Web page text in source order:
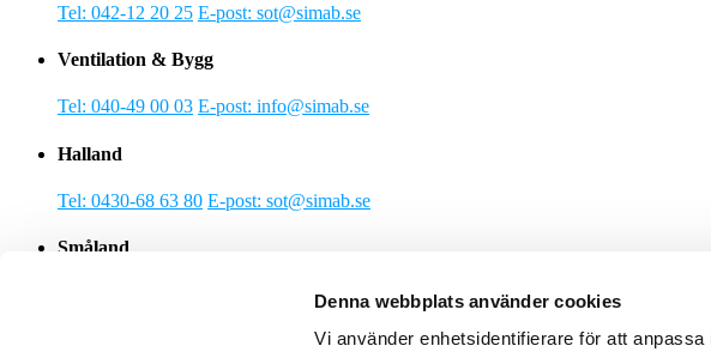
Denna webbplats använder cookies
Vi använder enhetsidentifierare för att
Tel: 042-12 20 25 E-post: sot@simab.se
Ventilation & Bygg
Tel: 040-49 00 03 E-post: info@simab.se
Halland
Tel: 0430-68 63 80 E-post: sot@simab.se
Småland
E-post: sot@simab.se